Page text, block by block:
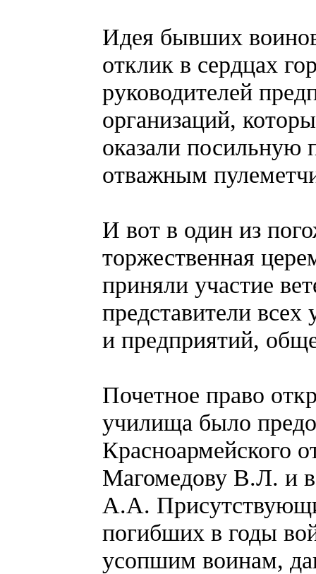
Идея бывших
отклик в сердцах
руководителей
организаций,
оказали посильную
отважным
И вот в один из
торжественная
приняли участие
представители
и предприятий,
Почетное право
училища было
Красноармейского
Магомедову В.Л. и
А.А.
погибших в годы
усопшим воинам,